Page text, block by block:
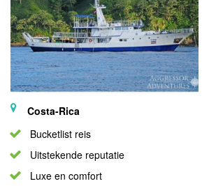
Costa-Rica
Bucketlist reis
Uitstekende reputatie
Luxe en comfort